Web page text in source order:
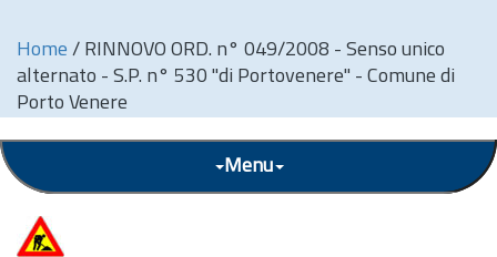
Home / RINNOVO ORD. n° 049/2008 - Senso unico
alternato - S.P. n° 530 "di Portovenere" - Comune di
Porto Venere
Menu